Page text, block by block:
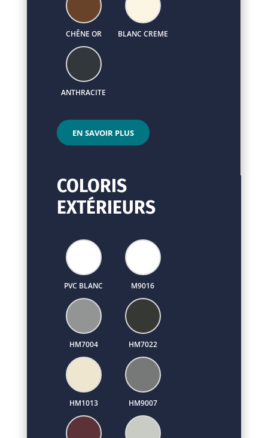
CHÊNE OR BLANC CREME
ANTHRACITE
EN SAVOIR PLUS
COLORIS
EXTÉRIEURS
PVC BLANC M9016
HM7004 HM7022
HM1013 HM9007